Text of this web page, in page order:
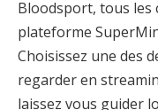
Bloodsport, tous
plateforme
Choisissez une des
regarder en
laissez vous guider